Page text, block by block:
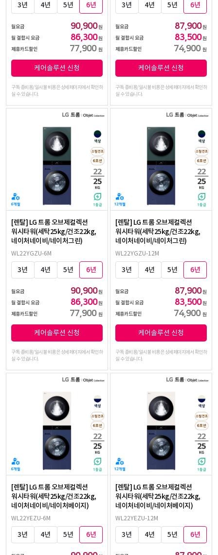
3년 4년 5년 6년
월요금 90,900원
월 결합시 요금
86,300원
제휴카드할인
77,900 원
케어솔루션 신청
구독 총비용/일시불 비용은 상세페이지에서 확인하
실 수 있습니다.
3년 4년 5년 6년
월요금 87,900원
월 결합시 요금
83,500원
제휴카드할인
74,900 원
케어솔루션 신청
구독 총비용/일시불 비용은 상세페이지에서 확인하
실 수 있습니다.
[렌탈] LG 트롬 오브제컬렉션
워시타워(세탁25kg/건조22kg,
네이처네이비/네이처그린)
WL22YGZU-6M
3년 4년 5년 6년
월요금 90,900원
월 결합시 요금
86,300원
제휴카드할인
77,900 원
케어솔루션 신청
구독 총비용/일시불 비용은 상세페이지에서 확인하
실 수 있습니다.
[렌탈] LG 트롬 오브제컬렉션
워시타워(세탁25kg/건조22kg,
네이처네이비/네이처그린)
WL22YGZU-12M
3년 4년 5년 6년
월요금 87,900원
월 결합시 요금
83,500원
제휴카드할인
74,900 원
케어솔루션 신청
구독 총비용/일시불 비용은 상세페이지에서 확인하
실 수 있습니다.
[렌탈] LG 트롬 오브제컬렉션
워시타워(세탁25kg/건조22kg,
네이처네이비/네이처베이지)
WL22YEZU-6M
3년 4년 5년 6년
[렌탈] LG 트롬 오브제컬렉션
워시타워(세탁25kg/건조22kg,
네이처네이비/네이처베이지)
WL22YEZU-12M
3년 4년 5년 6년